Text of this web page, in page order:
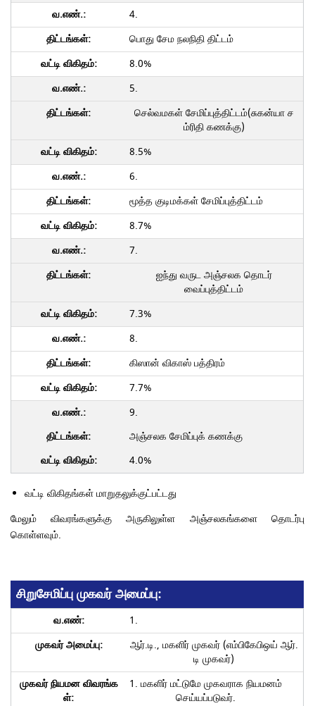
4.
பொது சேம நலநிதி திட்டம்
8.0%
5.
செல்வமகள் சேமிப்புத்திட்டம்(சுகன்யா ச
ம்ரிதி கணக்கு)
8.5%
6.
மூத்த குடிமக்கள் சேமிப்புத்திட்டம்
8.7%
7.
ஐந்து வருட அஞ்சலக தொடர்
வைப்புத்திட்டம்
7.3%
8.
கிஸான் விகாஸ் பத்திரம்
7.7%
9.
அஞ்சலக சேமிப்புக் கணக்கு
4.0%
வட்டி விகிதங்கள் மாறுதலுக்குட்பட்டது
மேலும் விவரங்களுக்கு அருகிலுள்ள அஞ்சலகங்களை தொடர்பு
கொள்ளவும்.
சிறுசேமிப்பு முகவர் அமைப்பு:
1.
ஆர்.டி., மகளிர் முகவர் (எம்பிகேபிஒய் ஆர்.
டி முகவர்)
1. மகளிர் மட்டுமே முகவராக நியமனம்
செய்யப்படுவர்.